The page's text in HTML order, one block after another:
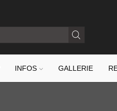
INFOS GALLERIE